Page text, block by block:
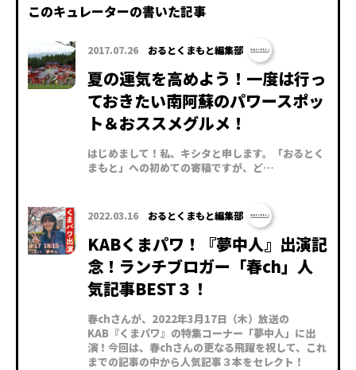
このキュレーターの書いた記事
2017.07.26 おるとくまもと編集部
夏の運気を高めよう！一度は行っ
ておきたい南阿蘇のパワースポッ
ト＆おススメグルメ！
はじめまして！私、キシタと申します。「おるとく
まもと」への初めての寄稿ですが、ど…
2022.03.16 おるとくまもと編集部
KABくまパワ！『夢中人』出演記
念！ランチブロガー「春ch」人
気記事BEST３！
春chさんが、2022年3月17日（木）放送の
KAB『くまパワ』の特集コーナー「夢中人」に出
演！今回は、春chさんの更なる飛躍を祝して、これ
までの記事の中から人気記事３本をセレクト！